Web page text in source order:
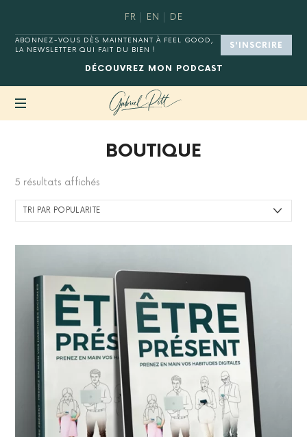
DÉCOUVREZ MON PODCAST
S'INSCRIRE
ABONNEZ-VOUS DÈS MAINTENANT À FEEL GOOD,
LA NEWSLETTER QUI FAIT DU BIEN !
FR EN DE
HABITS®
BOUTIQUE
5 résultats affichés